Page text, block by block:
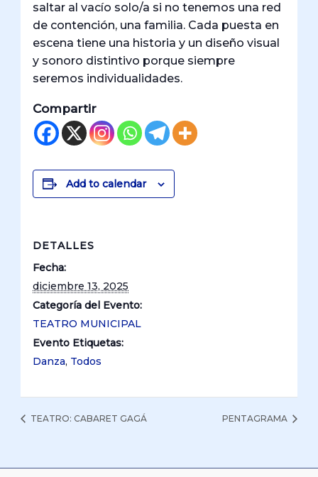
saltar al vacío solo/a si no tenemos una red
de contención, una familia. Cada puesta en
escena tiene una historia y un diseño visual
y sonoro distintivo porque siempre
seremos individualidades.
Compartir
Add to calendar
DETALLES
Fecha:
diciembre 13, 2025
Categoría del Evento:
TEATRO MUNICIPAL
Evento Etiquetas:
Danza, Todos
TEATRO: CABARET GAGÁ PENTAGRAMA